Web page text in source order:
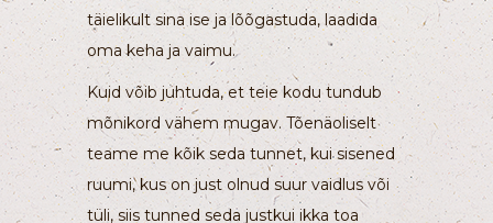
täielikult sina ise ja lõõgastuda, laadida
oma keha ja vaimu.
Kuid võib juhtuda, et teie kodu tundub
mõnikord vähem mugav. Tõenäoliselt
teame me kõik seda tunnet, kui sisened
ruumi, kus on just olnud suur vaidlus või
tüli, siis tunned seda justkui ikka toa